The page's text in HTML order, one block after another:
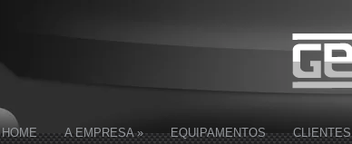
HOME A EMPRESA» EQUIPAMENTOS CLIENTES